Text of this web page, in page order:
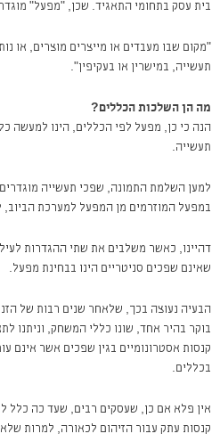
בית עסק בתחומי התאגיד. שכן, "מפעל"
"מקום שבו מעבדים או מייצרים מוצרים, או
תעשייה, במישרין או בעקיפין".
מה הן השלכות הכללים?
הנה כי כן, מפעל לפי הכללים, הינו למעשה
תעשייה.
למען השלמת התמונה, שפכי תעשייה
במפעל המוזרמים מן המפעל למערכת הביוב,
דהיינו, כאשר משלבים את שתי ההגדרות
שאינם שפכים סניטריים הינו בבחינת מפעל.
הבעיה נעוצה בכך, שלאחר שנים רבות של
בוקר בהיר אחד, שונו כללי המשחק, וניתנו
קנסות אסטרונומיים בגין שפכים אשר אינם
בכללים.
אין פלא אם כן, שעסקים רבים, שעד כה כלל
קנסות עתק עבור הזיהום לכאורה, למרות